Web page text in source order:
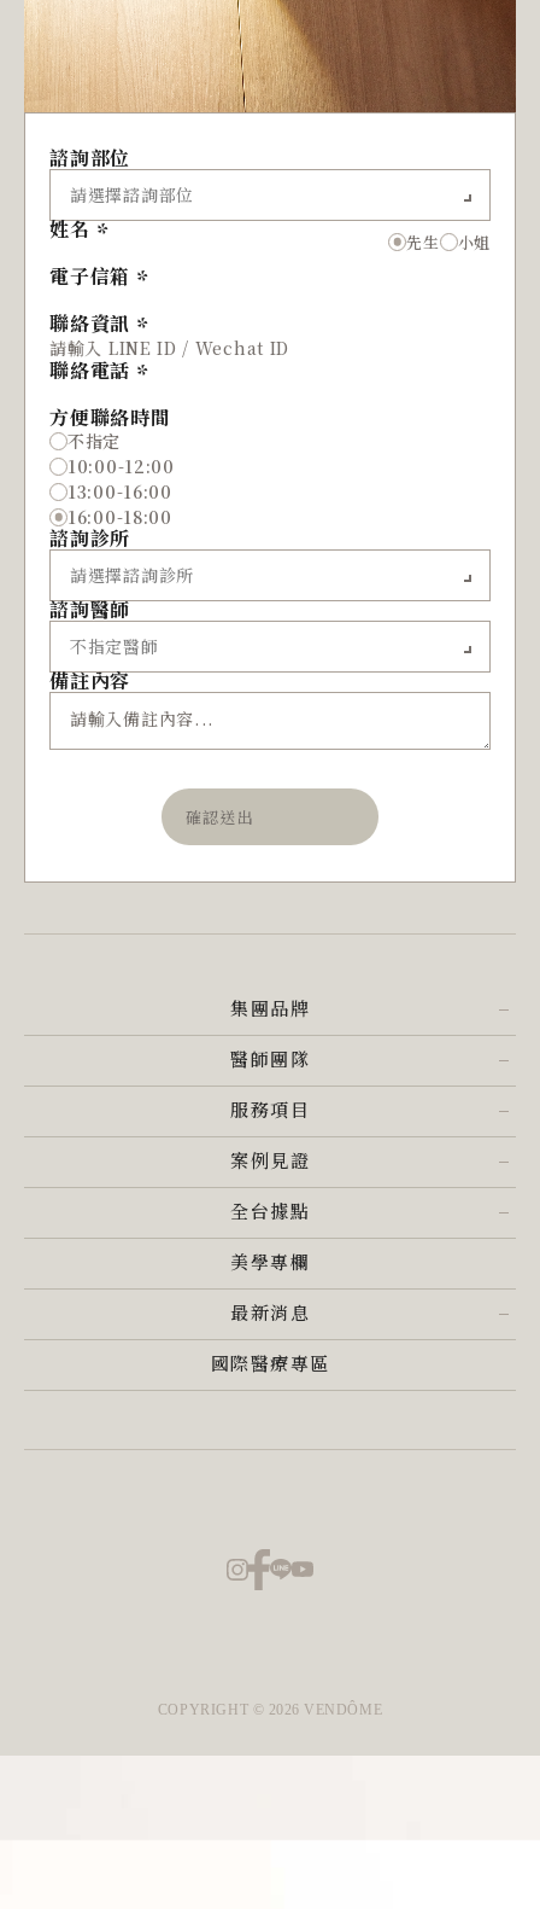
諮詢部位
姓名 先生 小姐
電子信箱
聯絡資訊
聯絡電話
方便聯絡時間
不指定
10:00-12:00
13:00-16:00
16:00-18:00
諮詢診所
諮詢醫師
備註內容
確認送出
集團品牌
醫師團隊
服務項目
案例見證
全台據點
美學專欄
最新消息
國際醫療專區
COPYRIGHT © 2026 VENDÔME